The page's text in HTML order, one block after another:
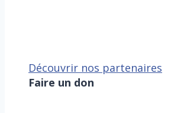
Découvrir nos partenaires
Faire un don